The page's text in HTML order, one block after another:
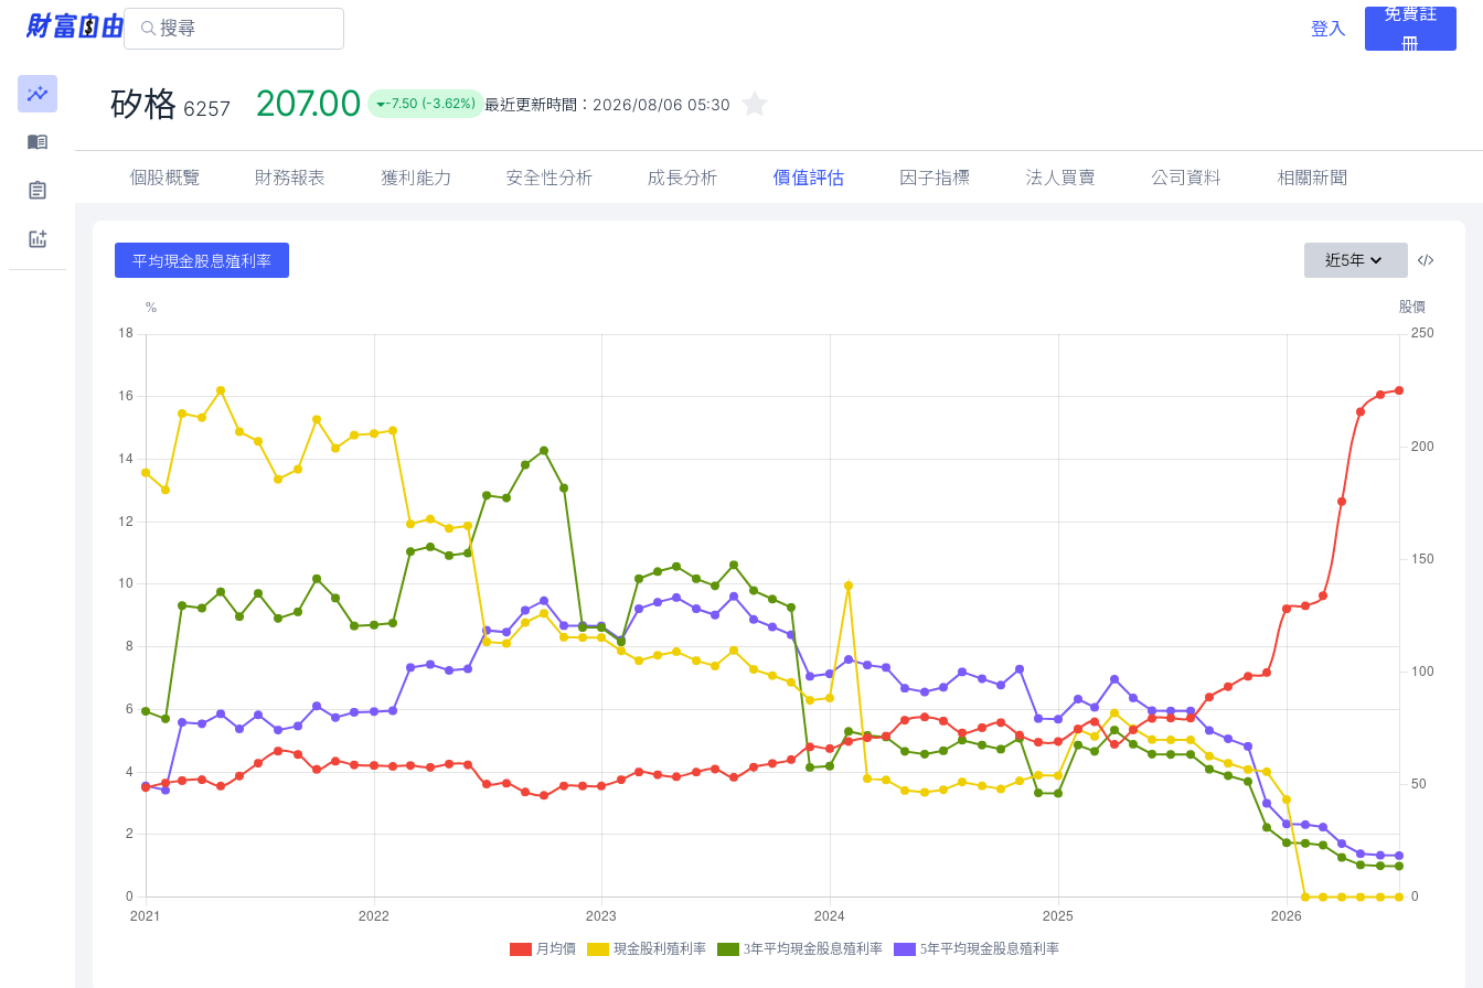
登入
免費註
冊
矽格 6257 207.00 -7.50 (-3.62%) 最近更新時間： 2026/08/06 05:30
個股概覽 財務報表 獲利能力 安全性分析 成長分析 價值評估 因子指標 法人買賣 公司資料 相關新聞
平均現金股息殖利率 近5年
月均價 現金股利殖利率 3年平均現金股息殖利率 5年平均現金股息殖利率